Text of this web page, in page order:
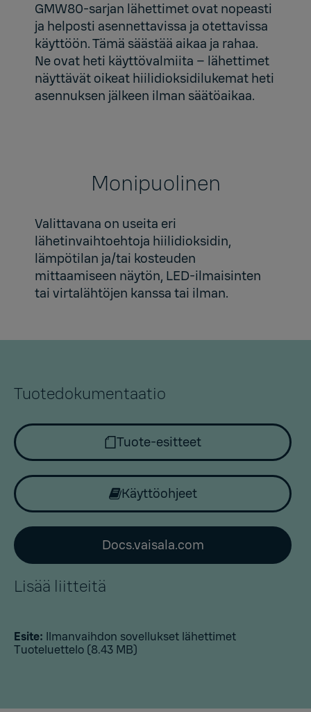
GMW80-sarjan lähettimet ovat nopeasti
ja helposti asennettavissa ja otettavissa
käyttöön. Tämä säästää aikaa ja rahaa.
Ne ovat heti käyttövalmiita – lähettimet
näyttävät oikeat hiilidioksidilukemat heti
asennuksen jälkeen ilman säätöaikaa.
Monipuolinen
Valittavana on useita eri
lähetinvaihtoehtoja hiilidioksidin,
lämpötilan ja/tai kosteuden
mittaamiseen näytön, LED-ilmaisinten
tai virtalähtöjen kanssa tai ilman.
Tuotedokumentaatio
Tuote-esitteet
Käyttöohjeet
Docs.vaisala.com
Lisää liitteitä
Esite: Ilmanvaihdon sovellukset lähettimet
Tuoteluettelo (8.43 MB)